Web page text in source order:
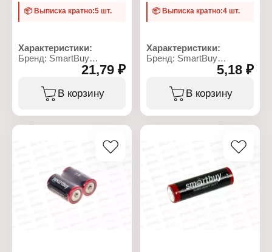
📦 Выписка кратно:5 шт.
Характеристики:
Бренд: SmartBuy
Артикул: SBBA-2A05B
Серия: ULTRA ALKALINE
Тип товара: Батарейка
Типоразмер: LR6, АА
Количество в упаковке: 5
Условия хранения: от -20
до +35 С
Взаимозаместимость:
MN1500, E91, KAA, AM3,
21,79 ₽
В корзину
📦 Выписка кратно:4 шт.
Характеристики:
Бренд: SmartBuy
Артикул: SOBZ-3A04S-
Серия: Heavy Duty
Тип товара: Батарейка
Количество в упаковке: 4
Размер: 44x10,5х10,5
Условия хранения: от -20
до +35 С
Взаимозаместимость:
5,18 ₽
В корзину